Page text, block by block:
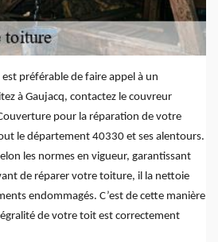
préférable de faire appel à un
à Gaujacq, contactez le couvreur
pour la réparation de votre
le département 40330 et ses alentours.
les normes en vigueur, garantissant
de réparer votre toiture, il la nettoie
endommagés. C’est de cette manière
de votre toit est correctement